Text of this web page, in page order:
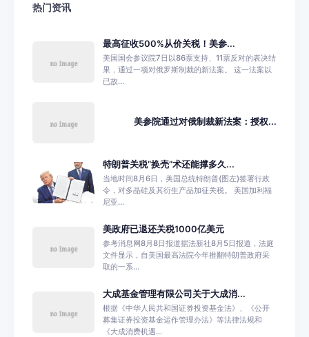
热门资讯
最高征收500%从价关税！美参...
美国国会参议院7日以86票支持、11票反对的表决结
果，通过一项对俄罗斯制裁的新法案。 这一法案以
已故...
美参院通过对俄制裁新法案：授权...
特朗普关税“换壳”术还能撑多久...
当地时间8月6日，美国总统特朗普(图左)签署行政
令，对多晶硅及其衍生产品加征关税。 美国加利福
尼亚...
美政府已退还关税1000亿美元
参考消息网8月8日报道据法新社8月5日报道，法庭
文件显示，自美国最高法院今年推翻特朗普政府采
取的一系...
大成基金管理有限公司关于大成消...
根据《中华人民共和国证券投资基金法》、《公开
募集证券投资基金运作管理办法》等法律法规和
《大成消费机遇...